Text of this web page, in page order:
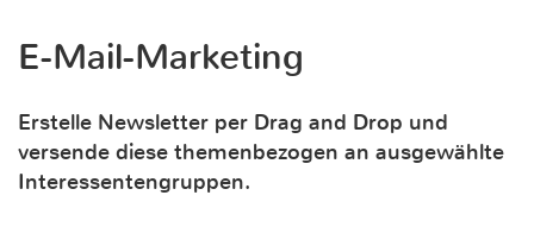
E-Mail-Marketing
Erstelle Newsletter per Drag and Drop und
versende diese themenbezogen an ausgewählte
Interessentengruppen.